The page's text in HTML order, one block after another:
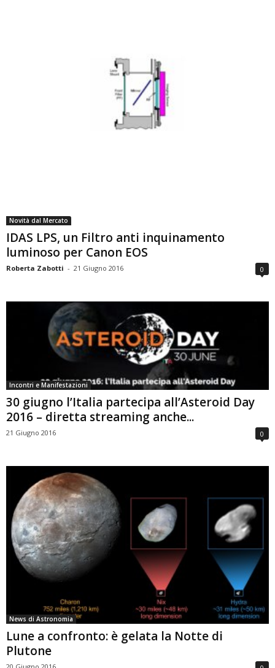
Novità dal Mercato
IDAS LPS, un Filtro anti inquinamento
luminoso per Canon EOS
Roberta Zabotti - 21 Giugno 2016 0
Incontri e Manifestazioni
30 giugno l’Italia partecipa all’Asteroid Day
2016 – diretta streaming anche...
21 Giugno 2016 0
News di Astronomia
Lune a confronto: è gelata la Notte di
Plutone